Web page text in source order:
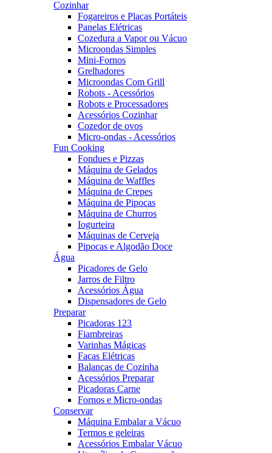
Cozinhar
Fogareiros e Placas Portáteis
Panelas Elétricas
Cozedura a Vapor ou Vácuo
Microondas Simples
Mini-Fornos
Grelhadores
Microondas Com Grill
Robots - Acessórios
Robots e Processadores
Acessórios Cozinhar
Cozedor de ovos
Micro-ondas - Acessórios
Fun Cooking
Fondues e Pizzas
Máquina de Gelados
Máquina de Waffles
Máquina de Crepes
Máquina de Pipocas
Máquina de Churros
Iogurteira
Máquinas de Cerveja
Pipocas e Algodão Doce
Água
Picadores de Gelo
Jarros de Filtro
Acessórios Água
Dispensadores de Gelo
Preparar
Picadoras 123
Fiambreiras
Varinhas Mágicas
Facas Elétricas
Balanças de Cozinha
Acessórios Preparar
Picadoras Carne
Fornos e Micro-ondas
Conservar
Máquina Embalar a Vácuo
Termos e geleiras
Acessórios Embalar Vácuo